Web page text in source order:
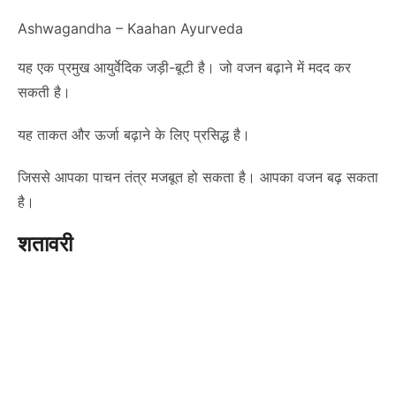
Ashwagandha – Kaahan Ayurveda
यह एक प्रमुख आयुर्वेदिक जड़ी-बूटी है। जो वजन बढ़ाने में मदद कर
सकती है।
यह ताकत और ऊर्जा बढ़ाने के लिए प्रसिद्ध है।
जिससे आपका पाचन तंत्र मजबूत हो सकता है। आपका वजन बढ़ सकता
है।
शतावरी